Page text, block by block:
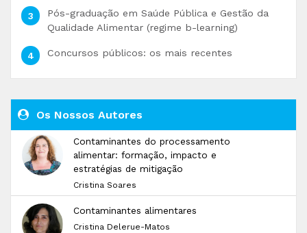
Pós-graduação em Saúde Pública e Gestão da
Qualidade Alimentar (regime b-learning)
Concursos públicos: os mais recentes
Os Nossos Autores
Contaminantes do processamento
alimentar: formação, impacto e
estratégias de mitigação
Cristina Soares
Contaminantes alimentares
Cristina Delerue-Matos